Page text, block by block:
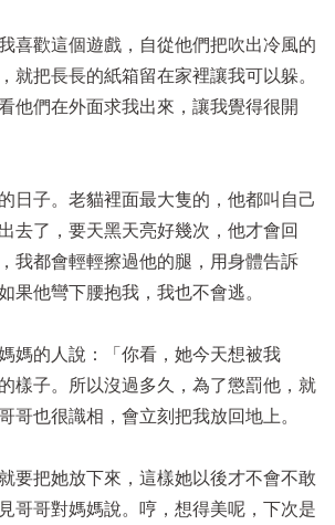
喜歡這個遊戲，自從他們把吹出冷風的
就把長長的紙箱留在家裡讓我可以躲。
他們在外面求我出來，讓我覺得很開
日子。老貓裡面最大隻的，他都叫自己
去了，要天黑天亮好幾次，他才會回
我都會輕輕擦過他的腿，用身體告訴
果他彎下腰抱我，我也不會逃。
媽的人說：「你看，她今天想被我
樣子。所以沒過多久，為了懲罰他，就
哥也很識相，會立刻把我放回地上。
要把她放下來，這樣她以後才不會不敢
哥哥對媽媽說。哼，想得美呢，下次是